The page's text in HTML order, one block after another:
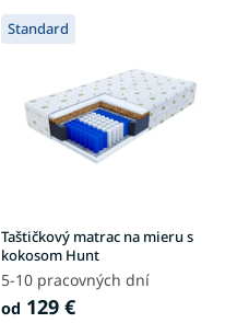
Standard
Taštičkový matrac na mieru s
kokosom Hunt
5-10 pracovných dní
od 129 €